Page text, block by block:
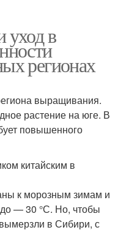
уход в
регионах
выращивания.
растение на юге. В
повышенного
китайским в
к морозным зимам и
— 30 °С. Но, чтобы
в Сибири, с